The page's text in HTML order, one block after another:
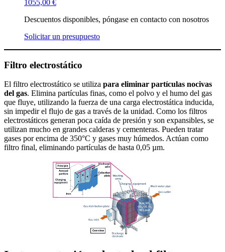
1055,00 €
Descuentos disponibles, póngase en contacto con nosotros
Solicitar un presupuesto
Filtro electrostático
El filtro electrostático se utiliza para eliminar partículas nocivas
del gas. Elimina partículas finas, como el polvo y el humo del gas
que fluye, utilizando la fuerza de una carga electrostática inducida,
sin impedir el flujo de gas a través de la unidad. Como los filtros
electrostáticos generan poca caída de presión y son expansibles, se
utilizan mucho en grandes calderas y cementeras. Pueden tratar
gases por encima de 350°C y gases muy húmedos. Actúan como
filtro final, eliminando partículas de hasta 0,05 µm.